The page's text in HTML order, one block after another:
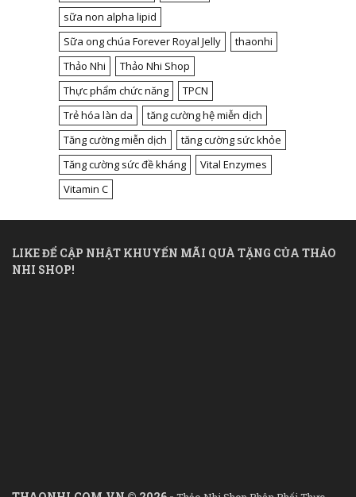
sữa non alpha lipid
Sữa ong chúa Forever Royal Jelly
thaonhi
Thảo Nhi
Thảo Nhi Shop
Thực phẩm chức năng
TPCN
Trẻ hóa làn da
tăng cường hệ miễn dịch
Tăng cường miễn dịch
tăng cường sức khỏe
Tăng cường sức đề kháng
Vital Enzymes
Vitamin C
LIKE ĐỂ CẬP NHẬT KHUYẾN MÃI QUÀ TẶNG CỦA THẢO
NHI SHOP!